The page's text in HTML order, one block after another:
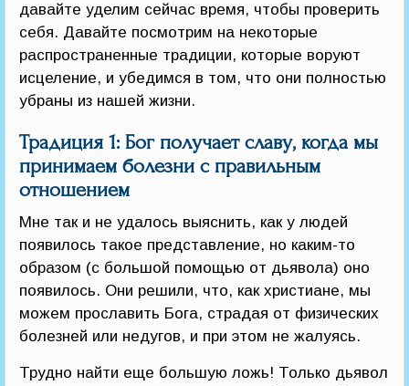
давайте уделим сейчас время, чтобы проверить
себя. Давайте посмотрим на некоторые
распространенные традиции, которые воруют
исцеление, и убедимся в том, что они полностью
убраны из нашей жизни.
Традиция 1: Бог получает славу, когда мы
принимаем болезни с правильным
отношением
Мне так и не удалось выяснить, как у людей
появилось такое представление, но каким-то
образом (с большой помощью от дьявола) оно
появилось. Они решили, что, как христиане, мы
можем прославить Бога, страдая от физических
болезней или недугов, и при этом не жалуясь.
Трудно найти еще большую ложь! Только дьявол